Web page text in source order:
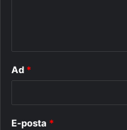
Ad *
E-posta *